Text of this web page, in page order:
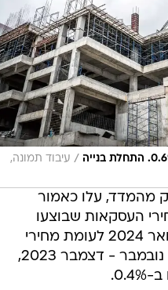
/ עיבוד תמונה,
מהמדד, עלו כאמור
העסקאות שבוצעו
בחודשים דצמבר 2023 - ינואר 2024 לעומת מחירי
העסקאות שבוצעו בחודשים נובמבר - דצמבר 2023,